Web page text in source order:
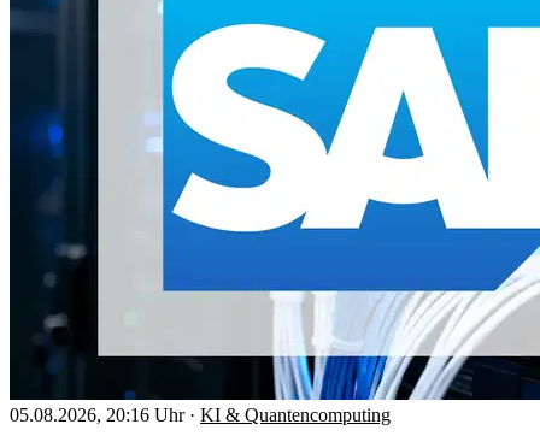
05.08.2026, 20:16 Uhr · KI & Quantencomputing